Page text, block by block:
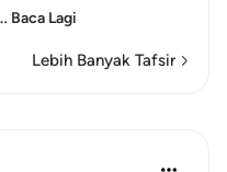
Baca Lagi
Lebih Banyak Tafsir